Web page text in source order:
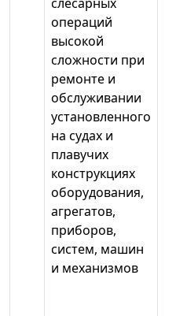
слесарных
операций
высокой
сложности при
ремонте и
обслуживании
установленного
на судах и
плавучих
конструкциях
оборудования,
агрегатов,
приборов,
систем, машин
и механизмов